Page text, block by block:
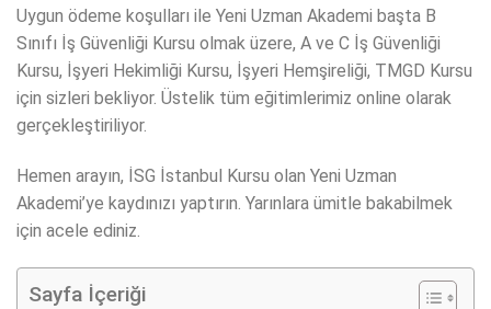
Uygun ödeme koşulları ile Yeni Uzman Akademi başta B
Sınıfı İş Güvenliği Kursu olmak üzere, A ve C İş Güvenliği
Kursu, İşyeri Hekimliği Kursu, İşyeri Hemşireliği, TMGD Kursu
için sizleri bekliyor. Üstelik tüm eğitimlerimiz online olarak
gerçekleştiriliyor.
Hemen arayın, İSG İstanbul Kursu olan Yeni Uzman
Akademi’ye kaydınızı yaptırın. Yarınlara ümitle bakabilmek
için acele ediniz.
Sayfa İçeriği